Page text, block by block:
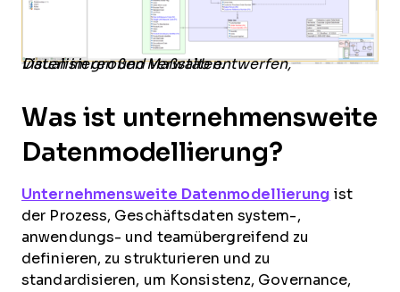
Daten im großen Maßstab entwerfen, visualisieren und verwalten.
Was ist unternehmensweite
Datenmodellierung?
Unternehmensweite Datenmodellierung ist
der Prozess, Geschäftsdaten system-,
anwendungs- und teamübergreifend zu
definieren, zu strukturieren und zu
standardisieren, um Konsistenz, Governance,